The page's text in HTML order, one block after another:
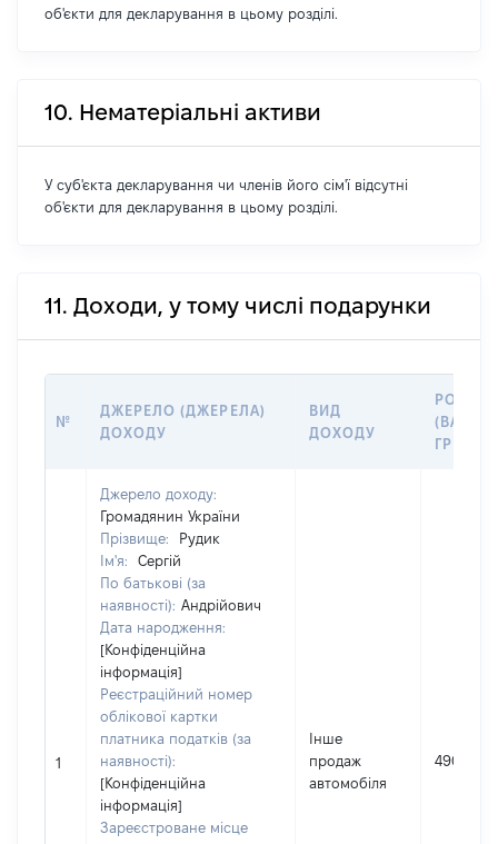
об'єкти для декларування в цьому розділі.
10. Нематеріальні активи
У суб'єкта декларування чи членів його сім'ї відсутні
об'єкти для декларування в цьому розділі.
11. Доходи, у тому числі подарунки
№
ДЖЕРЕЛО (ДЖЕРЕЛА)
ДОХОДУ
ВИД
ДОХОДУ
РОЗМІР
ГРН
1
Джерело доходу:
Громадянин України
Прізвище:
Рудик
Ім'я:
Сергій
По батькові (за
наявності): Андрійович
Дата народження:
[Конфіденційна
інформація]
Реєстраційний номер
облікової картки
платника податків (за
наявності):
[Конфіденційна
інформація]
Зареєстроване місце
Інше
продаж
автомобіля
49000